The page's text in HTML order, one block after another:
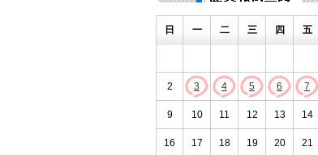
日 一 二 三 四 五
2 3 4 5 6 7
9 10 11 12 13 14
16 17 18 19 20 21